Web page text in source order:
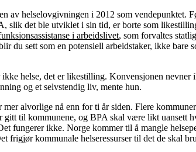
av helselovgivningen i 2012 som vendepunktet.
slik det ble utviklet i sin tid, er borte som
i arbeidslivet, som forvaltes
du sett som en potensiell arbeidstaker, ikke bare
helse, det er likestilling. Konvensjonen nevner
og et selvstendig liv, mente hun.
alvorlige nå enn for ti år siden. Flere
gitt til kommunene, og BPA skal være likt uansett
fungerer ikke. Norge kommer til å mangle
frigjør kommunale helseressurser til det de skal